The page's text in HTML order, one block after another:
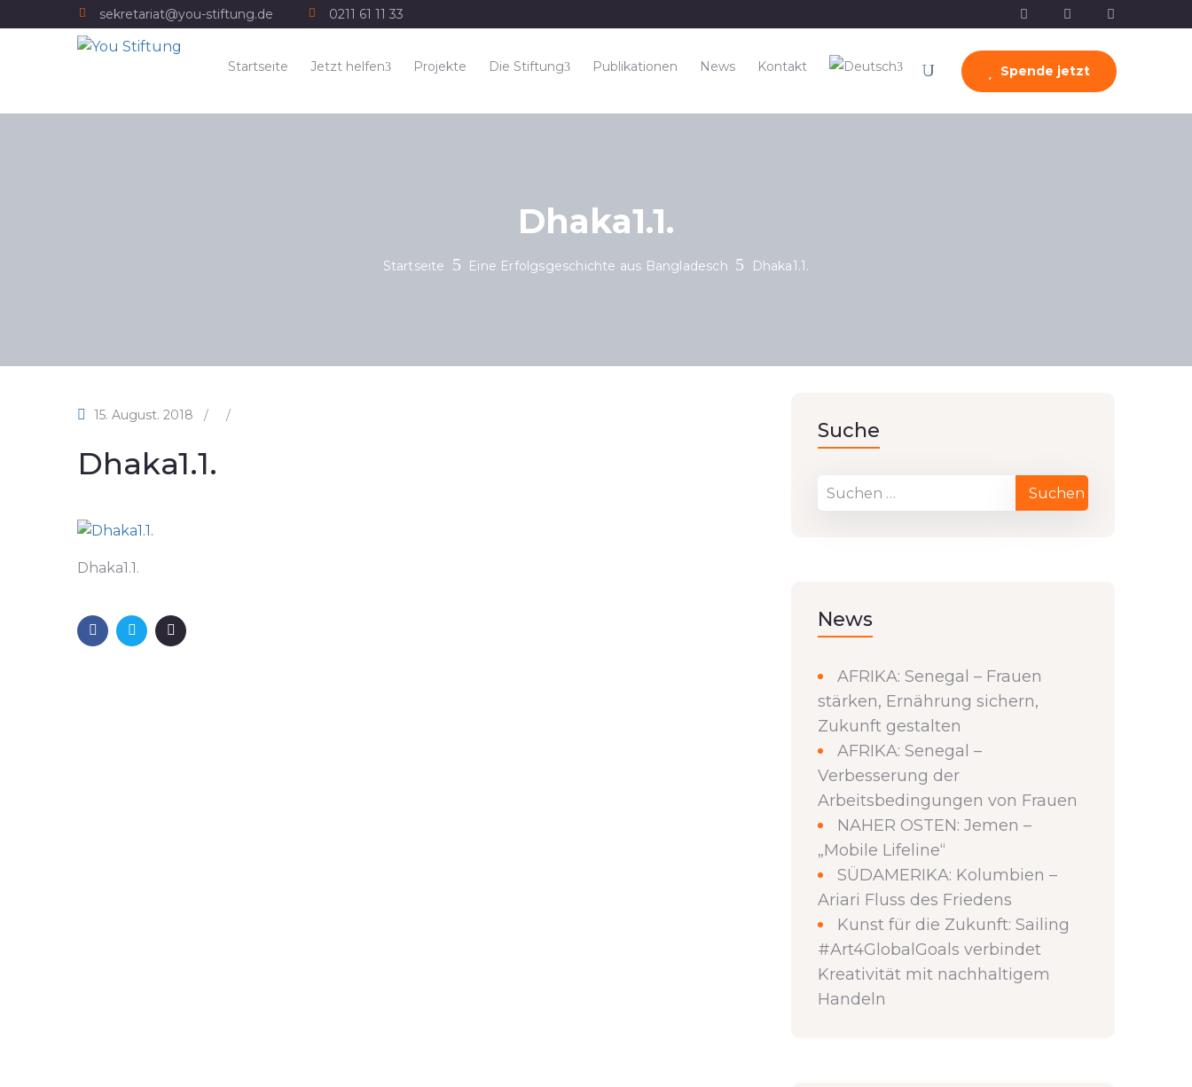
sekretariat@you-stiftung.de 0211 61 11 33
Startseite Jetzt helfen Projekte Die Stiftung Publikationen News Kontakt Spende jetzt
Dhaka1.1.
Startseite Eine Erfolgsgeschichte aus Bangladesch Dhaka1.1.
15. August. 2018 / /
Dhaka1.1.
Dhaka1.1.
Suche
News
AFRIKA: Senegal – Frauen
stärken, Ernährung sichern,
Zukunft gestalten
AFRIKA: Senegal –
Verbesserung der
Arbeitsbedingungen von Frauen
NAHER OSTEN: Jemen –
„Mobile Lifeline“
SÜDAMERIKA: Kolumbien –
Ariari Fluss des Friedens
Kunst für die Zukunft: Sailing
#Art4GlobalGoals verbindet
Kreativität mit nachhaltigem
Handeln